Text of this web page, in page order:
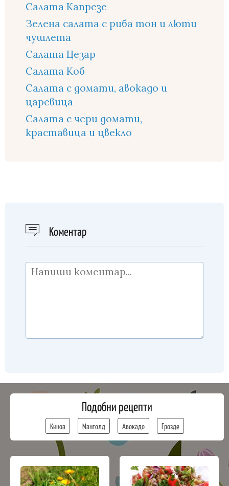
Салата Капрезе
Зелена салата с риба тон и люти
чушлета
Салата Цезар
Салата Коб
Салата с домати, авокадо и
царевица
Салата с чери домати,
краставица и цвекло
Kоментар
Подобни рецепти
Киноа Манголд Авокадо Грозде